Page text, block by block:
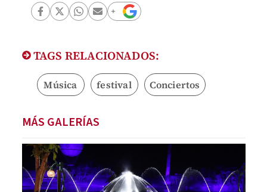
TAGS RELACIONADOS:
Música festival Conciertos
MÁS GALERÍAS